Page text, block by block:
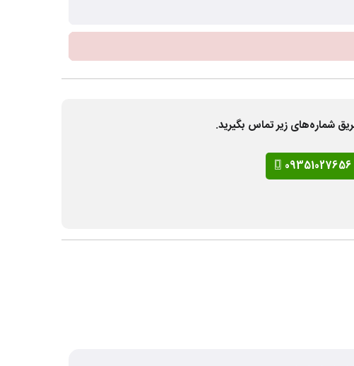
شماره‌های زیر تماس بگیرید.
09351027656